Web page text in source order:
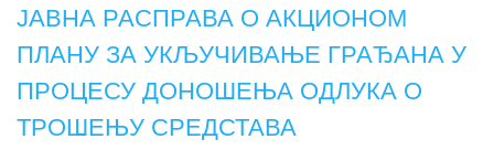
ЈАВНА РАСПРАВА О АКЦИОНОМ
ПЛАНУ ЗА УКЉУЧИВАЊЕ ГРАЂАНА У
ПРОЦЕСУ ДОНОШЕЊА ОДЛУКА О
ТРОШЕЊУ СРЕДСТАВА